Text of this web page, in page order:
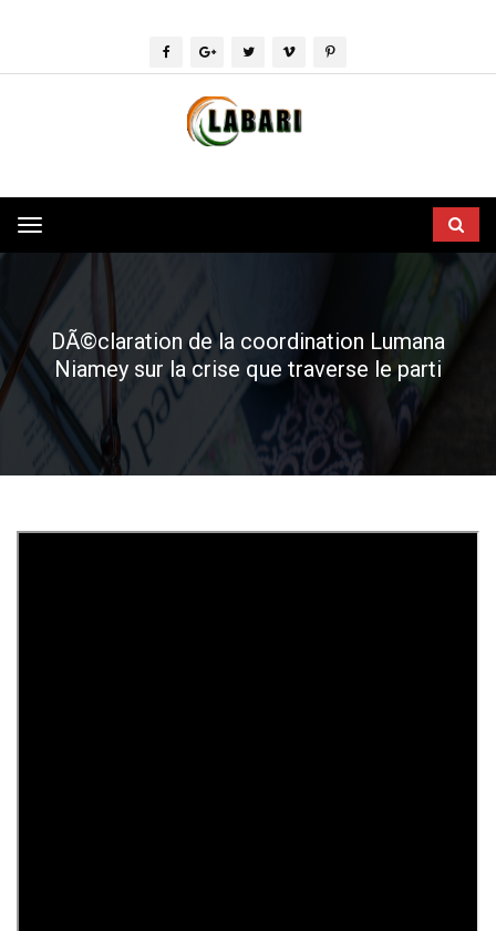
Toggle
navigation
DÃ©claration de la coordination Lumana
Niamey sur la crise que traverse le parti